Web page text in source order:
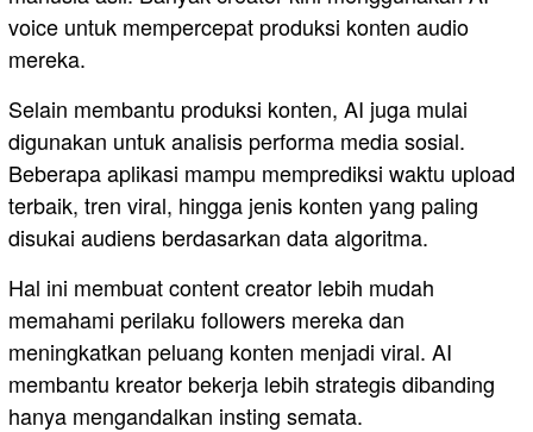
voice untuk mempercepat produksi konten audio
mereka.
Selain membantu produksi konten, AI juga mulai
digunakan untuk analisis performa media sosial.
Beberapa aplikasi mampu memprediksi waktu upload
terbaik, tren viral, hingga jenis konten yang paling
disukai audiens berdasarkan data algoritma.
Hal ini membuat content creator lebih mudah
memahami perilaku followers mereka dan
meningkatkan peluang konten menjadi viral. AI
membantu kreator bekerja lebih strategis dibanding
hanya mengandalkan insting semata.